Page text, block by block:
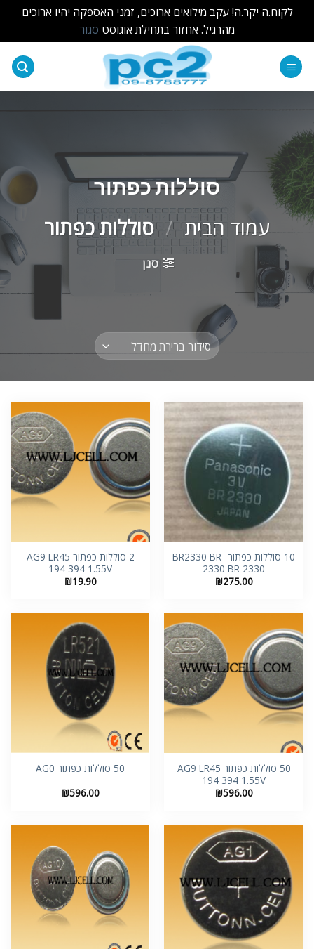
לקוח.ה יקר.ה! עקב מילואים ארוכים, זמני האספקה יהיו ארוכים
מהרגיל. אחזור בתחילת אוגוסט סגור
סוללות כפתור
עמוד הבית / סוללות כפתור
סנן
10 סוללות כפתור BR2330 BR-
2330 BR 2330
₪275.00
2 סוללות כפתור AG9 LR45
194 394 1.55V
₪19.90
50 סוללות כפתור AG9 LR45
194 394 1.55V
₪596.00
50 סוללות כפתור AG0
₪596.00